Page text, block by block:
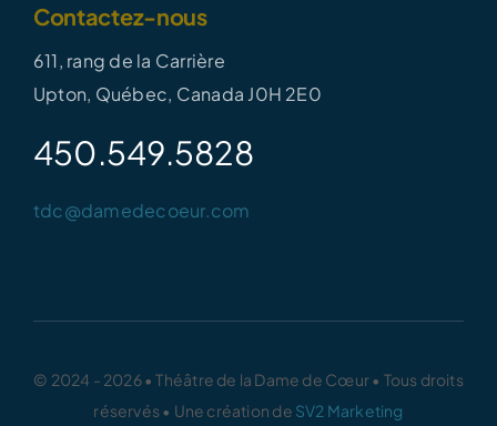
Contactez-nous
611, rang de la Carrière
Upton, Québec, Canada J0H 2E0
450.549.5828
tdc@damedecoeur.com
© 2024 - 2026 • Théâtre de la Dame de Cœur • Tous droits
réservés • Une création de SV2 Marketing